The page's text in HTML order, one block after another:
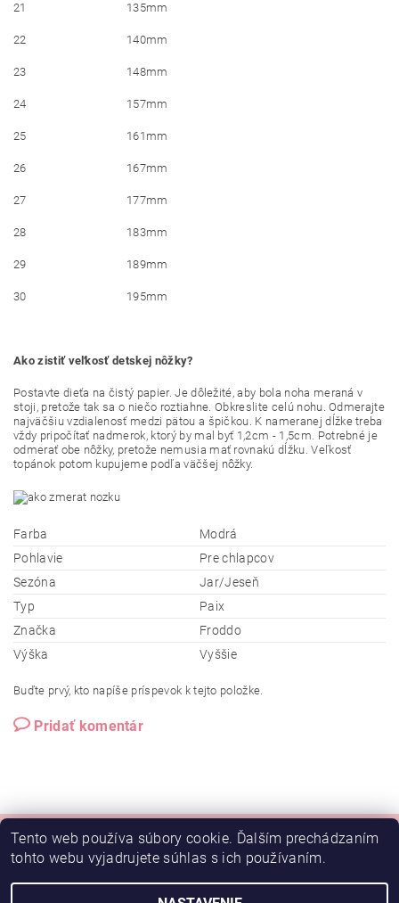
21 135mm
22 140mm
23 148mm
24 157mm
25 161mm
26 167mm
27 177mm
28 183mm
29 189mm
30 195mm
Ako zistiť veľkosť detskej nôžky?
Postavte dieťa na čistý papier. Je dôležité, aby bola noha meraná v
stoji, pretože tak sa o niečo roztiahne. Obkreslite celú nohu. Odmerajte
najväčšiu vzdialenosť medzi pätou a špičkou. K nameranej dĺžke treba
vždy pripočítať nadmerok, ktorý by mal byť 1,2cm - 1,5cm. Potrebné je
odmerať obe nôžky, pretože nemusia mať rovnakú dĺžku. Veľkosť
topánok potom kupujeme podľa väčšej nôžky.
Farba
Modrá
Pohlavie
Pre chlapcov
Sezóna
Jar/Jeseň
Typ
Paix
Značka
Froddo
Výška
Vyššie
Buďte prvý, kto napíše príspevok k tejto položke.
Pridať komentár
Doprava
Tento web používa súbory cookie. Ďalším prechádzaním
tohto webu vyjadrujete súhlas s ich používaním.